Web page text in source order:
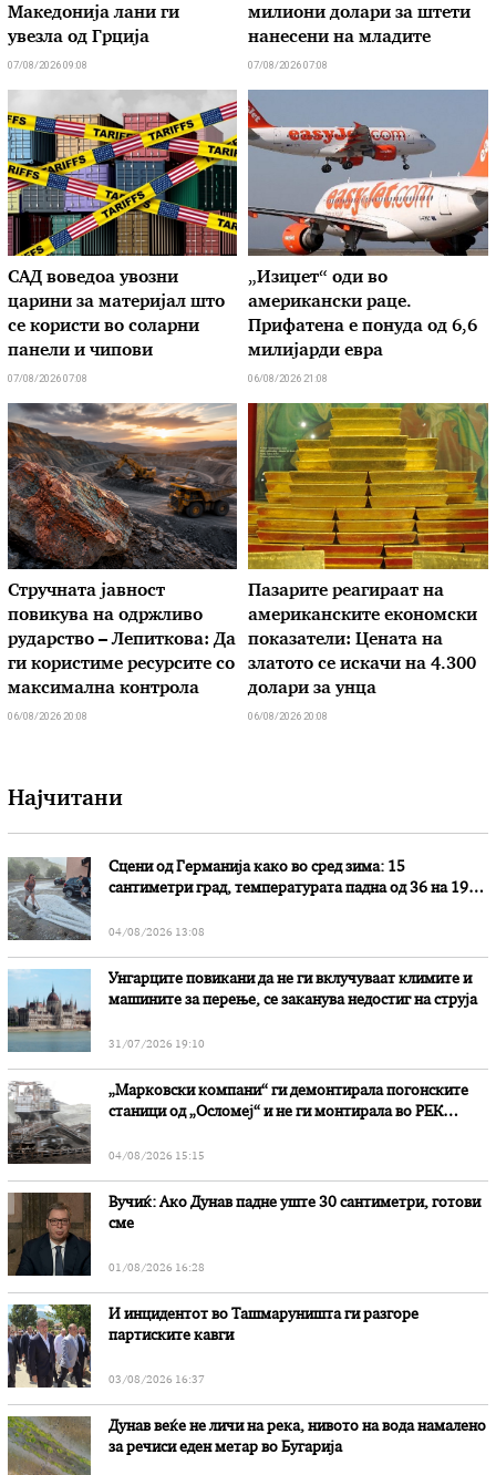
Македонија лани ги
увезла од Грција
07/08/2026 09:08
милиони долари за штети
нанесени на младите
07/08/2026 07:08
САД воведоа увозни
царини за материјал што
се користи во соларни
панели и чипови
07/08/2026 07:08
„Изиџет“ оди во
американски раце.
Прифатена е понуда од 6,6
милијарди евра
06/08/2026 21:08
Стручната јавност
повикува на одржливо
рударство – Лепиткова: Да
ги користиме ресурсите со
максимална контрола
06/08/2026 20:08
Пазарите реагираат на
американските економски
показатели: Цената на
златото се искачи на 4.300
долари за унца
06/08/2026 20:08
Најчитани
Сцени од Германија како во сред зима: 15
сантиметри град, температурата падна од 36 на 19
04/08/2026 13:08
Унгарците повикани да не ги вклучуваат климите и
машините за перење, се заканува недостиг на струја
31/07/2026 19:10
„Марковски компани“ ги демонтирала погонските
станици од „Осломеј“ и не ги монтирала во РЕК
04/08/2026 15:15
Вучиќ: Ако Дунав падне уште 30 сантиметри, готови
сме
01/08/2026 16:28
И инцидентот во Ташмаруништa ги разгоре
партиските кавги
03/08/2026 16:37
Дунав веќе не личи на река, нивото на вода намалено
за речиси еден метар во Бугарија